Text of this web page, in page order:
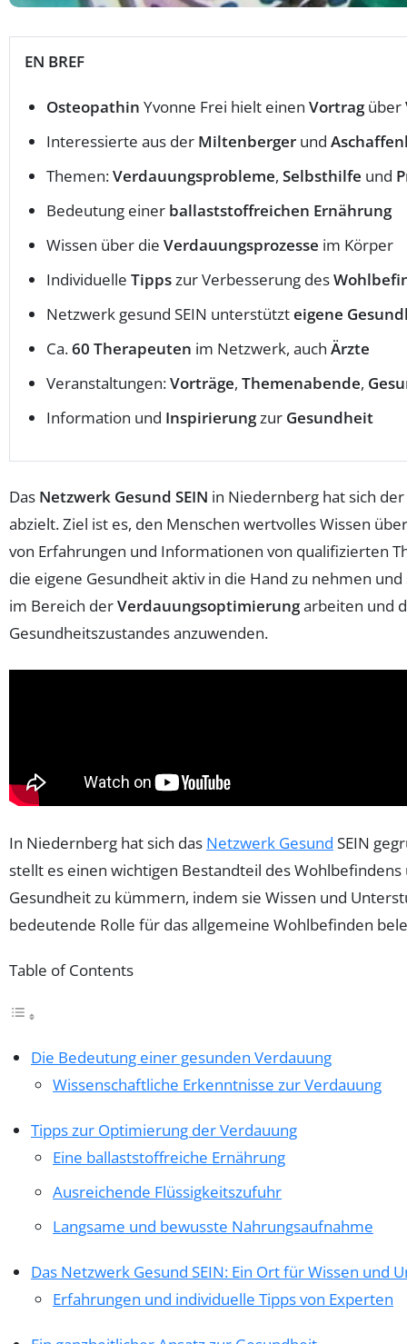
EN BREF
Osteopathin Yvonne Frei hielt einen Vortragüber
Interessierte aus der Miltenberger und
Themen:Verdauungsprobleme, Selbsthilfe und
Bedeutung einer ballaststoffreichen Ernährung
Wissen über die Verdauungsprozesse im Körper
Individuelle Tippszur Verbesserung des
Netzwerk gesund SEIN unterstützteigene
Ca.60 Therapeuten im Netzwerk, auch Ärzte
Veranstaltungen:Vorträge, Themenabende,
Information und Inspirierungzur Gesundheit
Das Netzwerk Gesund SEIN in Niedernberg hat sich
abzielt. Ziel ist es, den Menschen wertvolles Wissen
von Erfahrungen und Informationen von qualifizierten
die eigene Gesundheit aktiv in die Hand zu nehmen
im Bereich derVerdauungsoptimierungarbeiten und
Gesundheitszustandes anzuwenden.
In Niedernberg hat sich das Netzwerk Gesund SEIN
stellt es einen wichtigen Bestandteil des
Gesundheit zu kümmern, indem sie Wissen und
bedeutende Rolle für das allgemeine Wohlbefinden
Table of Contents
Die Bedeutung einer gesunden Verdauung
Wissenschaftliche Erkenntnisse zur Verdauung
Tipps zur Optimierung der Verdauung
Eine ballaststoffreiche Ernährung
Ausreichende Flüssigkeitszufuhr
Langsame und bewusste Nahrungsaufnahme
Das Netzwerk Gesund SEIN: Ein Ort für Wissen und
Erfahrungen und individuelle Tipps von Experten